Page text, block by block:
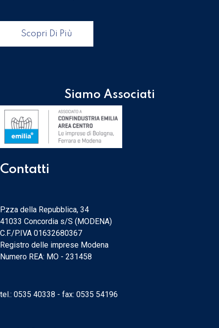
Scopri Di Più
Siamo Associati
Contatti
P.zza della Repubblica, 34
41033 Concordia s/S (MODENA)
C.F./P.IVA 01632680367
Registro delle imprese Modena
Numero REA: MO - 231458
tel.: 0535 40338 - fax: 0535 54196